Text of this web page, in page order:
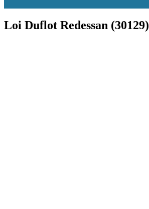
Loi Duflot Redessan (30129)